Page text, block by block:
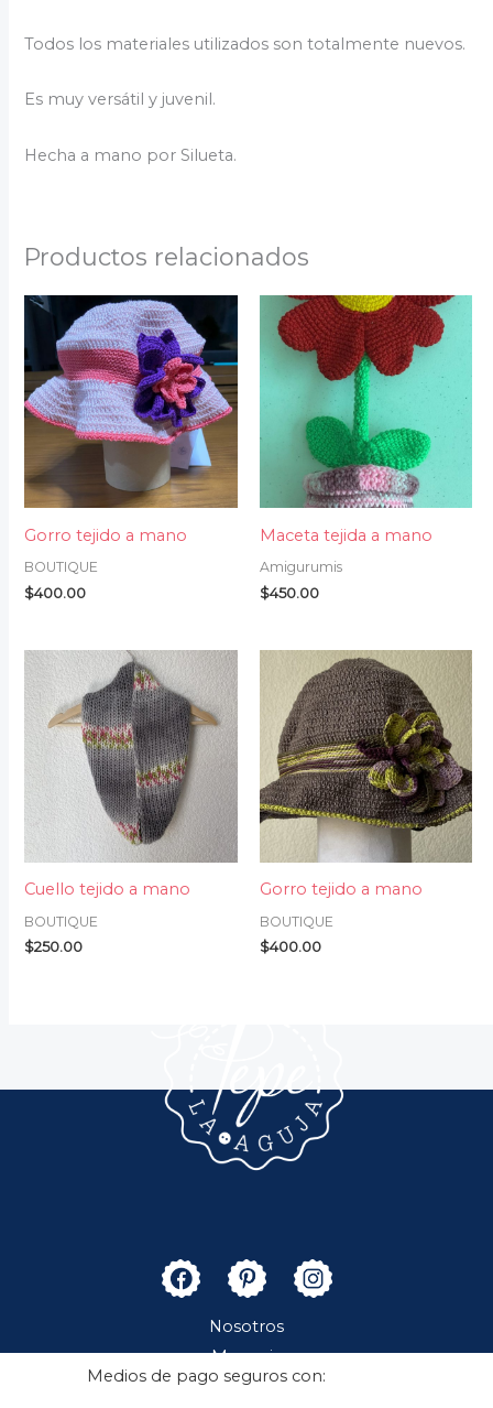
Todos los materiales utilizados son totalmente nuevos.
Es muy versátil y juvenil.
Hecha a mano por Silueta.
Productos relacionados
Gorro tejido a mano
BOUTIQUE
$400.00
Maceta tejida a mano
Amigurumis
$450.00
Cuello tejido a mano
BOUTIQUE
$250.00
Gorro tejido a mano
BOUTIQUE
$400.00
Nosotros
Merceria
Boutique
Medios de pago seguros con: